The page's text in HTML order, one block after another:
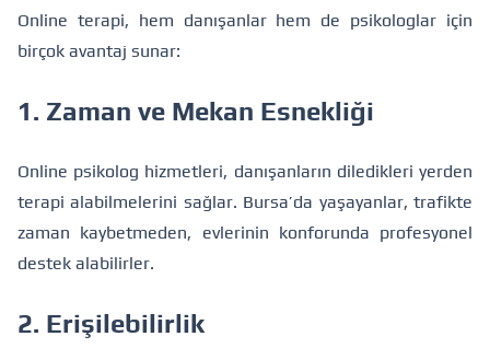
Online terapi, hem danışanlar hem de psikologlar için
birçok avantaj sunar:
1. Zaman ve Mekan Esnekliği
Online psikolog hizmetleri, danışanların diledikleri yerden
terapi alabilmelerini sağlar. Bursa’da yaşayanlar, trafikte
zaman kaybetmeden, evlerinin konforunda profesyonel
destek alabilirler.
2. Erişilebilirlik